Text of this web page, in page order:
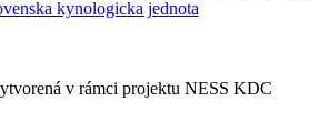
v rámci projektu NESS KDC